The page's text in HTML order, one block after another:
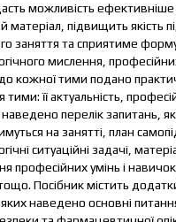
можливість
матеріал, підвищить якість
заняття та сприятиме
мислення,
кожної тими подано
її актуальність,
перелік запитань,
на занятті, план
ситуаційні задачі,
професійних умінь і
Посібник містить
наведено основні